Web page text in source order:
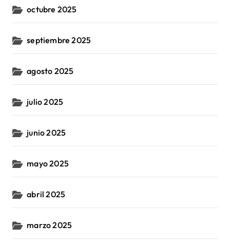
octubre 2025
septiembre 2025
agosto 2025
julio 2025
junio 2025
mayo 2025
abril 2025
marzo 2025